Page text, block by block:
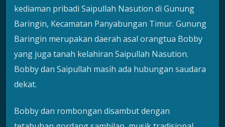
kediaman pribadi Saipullah Nasution di Gunung
Baringin, Kecamatan Panyabungan Timur. Gunung
Baringin merupakan daerah asal orangtua Bobby
yang juga tanah kelahiran Saipullah Nasution.
Bobby dan Saipullah masih ada hubungan saudara
dekat.
Bobby dan rombongan disambut dengan